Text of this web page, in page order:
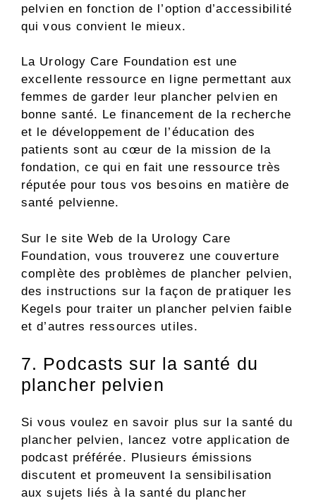
pelvien en fonction de l’option d’accessibilité
qui vous convient le mieux.
La Urology Care Foundation est une
excellente ressource en ligne permettant aux
femmes de garder leur plancher pelvien en
bonne santé. Le financement de la recherche
et le développement de l’éducation des
patients sont au cœur de la mission de la
fondation, ce qui en fait une ressource très
réputée pour tous vos besoins en matière de
santé pelvienne.
Sur le site Web de la Urology Care
Foundation, vous trouverez une couverture
complète des problèmes de plancher pelvien,
des instructions sur la façon de pratiquer les
Kegels pour traiter un plancher pelvien faible
et d’autres ressources utiles.
7. Podcasts sur la santé du
plancher pelvien
Si vous voulez en savoir plus sur la santé du
plancher pelvien, lancez votre application de
podcast préférée. Plusieurs émissions
discutent et promeuvent la sensibilisation
aux sujets liés à la santé du plancher